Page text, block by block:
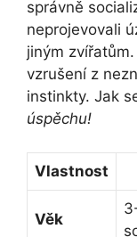
správně
neprojevovali
jiným
vzrušení z
instinkty. Jak
úspěchu!
Vlastnost
Věk